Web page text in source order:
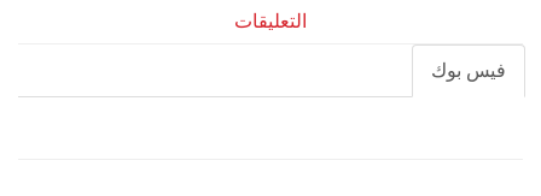
التعليقات
فيس بوك